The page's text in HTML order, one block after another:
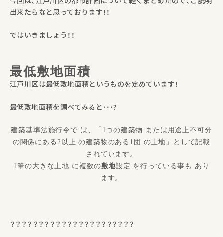
出来たらなと思っております！！
ではいきましょう！！
最低敷地面積
江戸川区は最低敷地面積というものを定めています！
最低敷地面積を調べてみると･･･?
建築基準法施行令で は、「1つの建築物 または用途上不可分
の関係にある2以上 の建築物のある1団 の土地」として記載
されています。
1筆の大きな土地 に複数の敷地設定 を行っている事も あり
ます。
？？？？？？？？？？？？？？？？？？？？？？